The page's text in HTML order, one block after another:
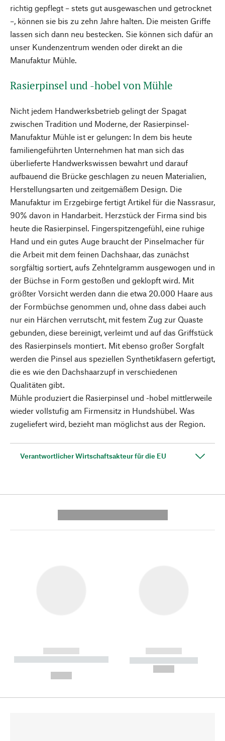
richtig gepflegt – stets gut ausgewaschen und getrocknet
–, können sie bis zu zehn Jahre halten. Die meisten Griffe
lassen sich dann neu bestecken. Sie können sich dafür an
unser Kundenzentrum wenden oder direkt an die
Manufaktur Mühle.
Rasierpinsel und -hobel von Mühle
Nicht jedem Handwerksbetrieb gelingt der Spagat
zwischen Tradition und Moderne, der Rasierpinsel-
Manufaktur Mühle ist er gelungen: In dem bis heute
familiengeführten Unternehmen hat man sich das
überlieferte Handwerkswissen bewahrt und darauf
aufbauend die Brücke geschlagen zu neuen Materialien,
Herstellungsarten und zeitgemäßem Design. Die
Manufaktur im Erzgebirge fertigt Artikel für die Nassrasur,
90% davon in Handarbeit. Herzstück der Firma sind bis
heute die Rasierpinsel. Fingerspitzengefühl, eine ruhige
Hand und ein gutes Auge braucht der Pinselmacher für
die Arbeit mit dem feinen Dachshaar, das zunächst
sorgfältig sortiert, aufs Zehntelgramm ausgewogen und in
der Büchse in Form gestoßen und geklopft wird. Mit
größter Vorsicht werden dann die etwa 20.000 Haare aus
der Formbüchse genommen und, ohne dass dabei auch
nur ein Härchen verrutscht, mit festem Zug zur Quaste
gebunden, diese bereinigt, verleimt und auf das Griffstück
des Rasierpinsels montiert. Mit ebenso großer Sorgfalt
werden die Pinsel aus speziellen Synthetikfasern gefertigt,
die es wie den Dachshaarzupf in verschiedenen
Qualitäten gibt.
Mühle produziert die Rasierpinsel und -hobel mittlerweile
wieder vollstufig am Firmensitz in Hundshübel. Was
zugeliefert wird, bezieht man möglichst aus der Region.
Verantwortlicher Wirtschaftsakteur für die EU
------------
----------- ----------- --------
------------
----------- -----------